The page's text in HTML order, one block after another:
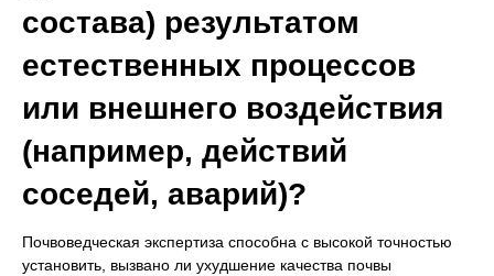
состава) результатом
естественных процессов
или внешнего воздействия
(например, действий
соседей, аварий)?
Почвоведческая экспертиза способна с высокой точностью
установить, вызвано ли ухудшение качества почвы